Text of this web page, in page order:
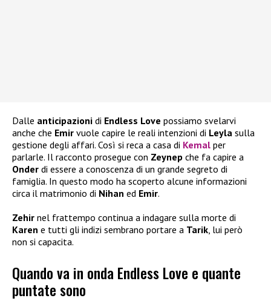
Dalle anticipazioni di Endless Love possiamo svelarvi
anche che Emir vuole capire le reali intenzioni di Leyla sulla
gestione degli affari. Così si reca a casa di Kemal per
parlarle. Il racconto prosegue con Zeynep che fa capire a
Onder di essere a conoscenza di un grande segreto di
famiglia. In questo modo ha scoperto alcune informazioni
circa il matrimonio di Nihan ed Emir.
Zehir nel frattempo continua a indagare sulla morte di
Karen e tutti gli indizi sembrano portare a Tarik, lui però
non si capacita.
Quando va in onda Endless Love e quante
puntate sono